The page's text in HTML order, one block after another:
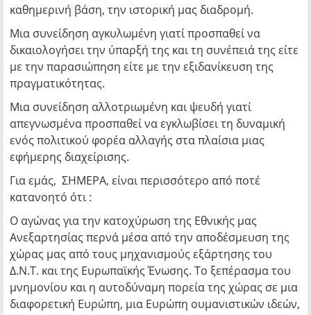
καθημερινή βάση, την ιστορική μας διαδρομή.
Μια συνείδηση αγκυλωμένη γιατί προσπαθεί να
δικαιολογήσει την ύπαρξή της και τη συνέπειά της είτε
με την παρασιώπηση είτε με την εξιδανίκευση της
πραγματικότητας.
Μια συνείδηση αλλοτριωμένη και ψευδή γιατί
απεγνωσμένα προσπαθεί να εγκλωβίσει τη δυναμική
ενός πολιτικού φορέα αλλαγής στα πλαίσια μιας
εφήμερης διαχείρισης.
Για εμάς, ΣΗΜΕΡΑ, είναι περισσότερο από ποτέ
κατανοητό ότι :
Ο αγώνας για την κατοχύρωση της Εθνικής μας
Ανεξαρτησίας περνά μέσα από την αποδέσμευση της
χώρας μας από τους μηχανισμούς εξάρτησης του
Δ.Ν.Τ. και της Ευρωπαϊκής Ένωσης. Το ξεπέρασμα του
μνημονίου και η αυτοδύναμη πορεία της χώρας σε μια
διαφορετική Ευρώπη, μια Ευρώπη ουμανιστικών ιδεών,